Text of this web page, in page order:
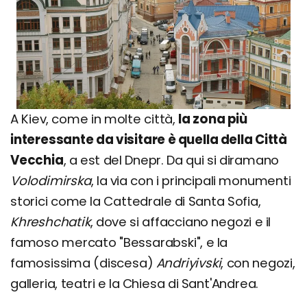
A Kiev, come in molte città, la zona più
interessante da visitare è quella della Città
Vecchia, a est del Dnepr. Da qui si diramano
Volodimirska, la via con i principali monumenti
storici come la Cattedrale di Santa Sofia,
Khreshchatik, dove si affacciano negozi e il
famoso mercato "Bessarabski", e la
famosissima (discesa) Andriyivski, con negozi,
galleria, teatri e la Chiesa di Sant'Andrea.